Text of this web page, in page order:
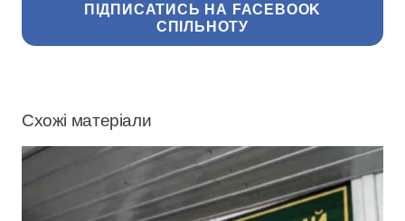
ПІДПИСАТИСЬ НА FACEBOOK
СПІЛЬНОТУ
Схожі матеріали